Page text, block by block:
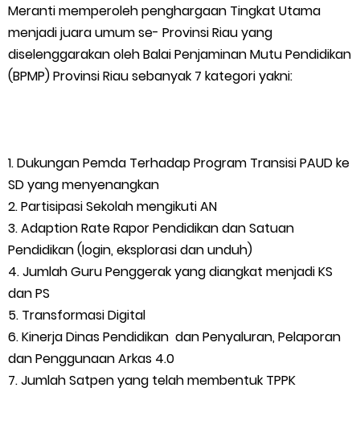
FPMP.TB Bersama OPP Teluk Belitung, Dan Perwakilan
Masyarakat Desa Se- Kecamatan Merbau Datangi PLTG
Bahas Stabilitas Wilayah dan Pembangunan Meranti
44 Tim Berlaga di Banglas Barat Cup II, Pemkab Meranti
Dorong Lahirnya Atlet Berprestasi
HUT IBI Ke-75, Bupati Asmar: Bidan Garda Terdepan Wujudkan
Generasi Emas Indonesia 2045
Kepulauan Meranti Borong Tiga Prestasi di ADUJAK GenRe Riau
Meranti memperoleh penghargaan Tingkat Utama
menjadi juara umum se- Provinsi Riau yang
diselenggarakan oleh Balai Penjaminan Mutu Pendidikan
(BPMP) Provinsi Riau sebanyak 7 kategori yakni:
1. Dukungan Pemda Terhadap Program Transisi PAUD ke
SD yang menyenangkan
2. Partisipasi Sekolah mengikuti AN
3. Adaption Rate Rapor Pendidikan dan Satuan
Pendidikan (login, eksplorasi dan unduh)
4. Jumlah Guru Penggerak yang diangkat menjadi KS
dan PS
5. Transformasi Digital
6. Kinerja Dinas Pendidikan dan Penyaluran, Pelaporan
dan Penggunaan Arkas 4.0
7. Jumlah Satpen yang telah membentuk TPPK